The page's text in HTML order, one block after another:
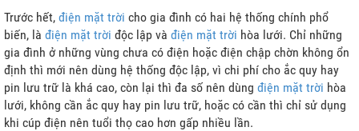
Trước hết, điện mặt trời cho gia đình có hai hệ thống chính phổ
biến, là điện mặt trời độc lập và điện mặt trời hòa lưới. Chỉ những
gia đình ở những vùng chưa có điện hoặc điện chập chờn không ổn
định thì mới nên dùng hệ thống độc lập, vì chi phí cho ắc quy hay
pin lưu trữ là khá cao, còn lại thì đa số nên dùng điện mặt trời hòa
lưới, không cần ắc quy hay pin lưu trữ, hoặc có cần thì chỉ sử dụng
khi cúp điện nên tuổi thọ cao hơn gấp nhiều lần.